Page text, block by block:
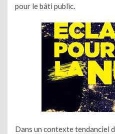
pour le bâti public.
Dans un contexte tendanciel